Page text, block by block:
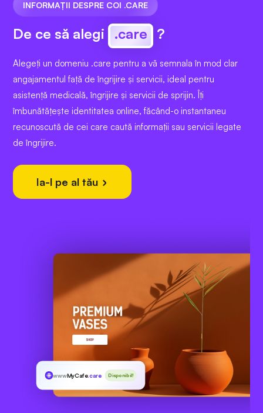
INFORMAȚII DESPRE COI .CARE
De ce să alegi .care ?
Alegeți un domeniu .care pentru a vă semnala în mod clar
angajamentul față de îngrijire și servicii, ideal pentru
asistență medicală, îngrijire și servicii de sprijin. Îți
îmbunătățește identitatea online, făcând-o instantaneu
recunoscută de cei care caută informații sau servicii legate
de îngrijire.
Ia-l pe al tău
wwwMyCafe.care Disponibil!